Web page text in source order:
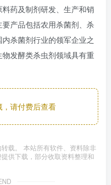
药及制剂研发、生产和销
产品包括农用杀菌剂、杀
杀菌剂行业的领军企业之
发酵类杀虫剂领域具有重
请付费后查看
载。 本站所有软件、资料除非
供下载，部分收取资料整理和